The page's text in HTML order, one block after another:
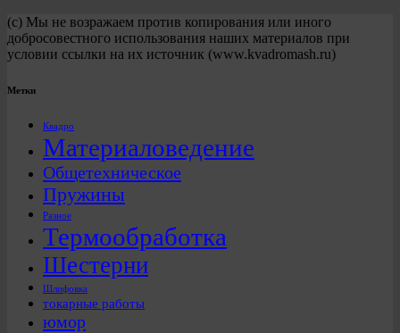
(с) Мы не возражаем против копирования или иного
добросовестного использования наших материалов при
условии ссылки на их источник (www.kvadromash.ru)
Метки
Квадро
Материаловедение
Общетехническое
Пружины
Разное
Термообработка
Шестерни
Шлифовка
токарные работы
юмор